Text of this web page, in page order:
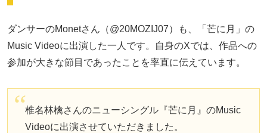
ダンサーのMonetさん（@20MOZIJ07）も、「芒に月」の
Music Videoに出演した一人です。自身のXでは、作品への
参加が大きな節目であったことを率直に伝えています。
椎名林檎さんのニューシングル『芒に月』のMusic
Videoに出演させていただきました。